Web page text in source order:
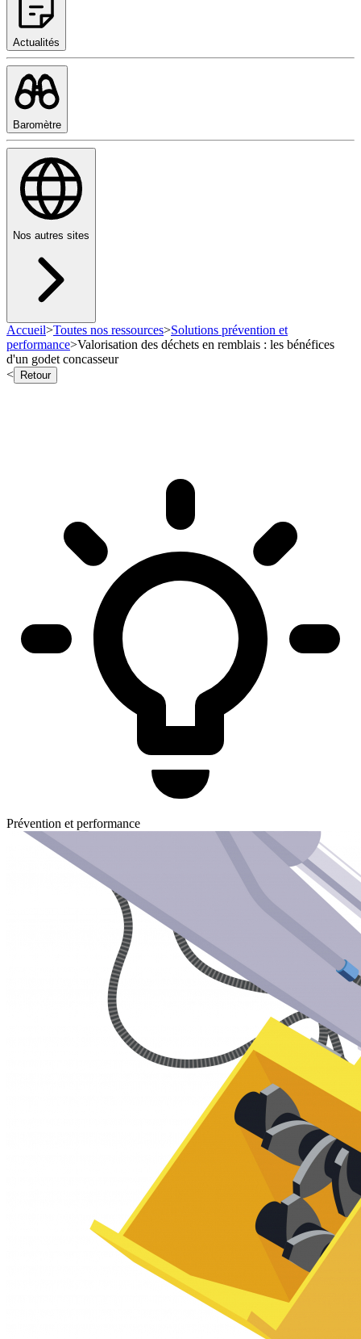
Actualités
Baromètre
Nos autres sites
Accueil>Toutes nos ressources>Solutions prévention et
performance>Valorisation des déchets en remblais : les bénéfices
d'un godet concasseur
<
Retour
Prévention et performance